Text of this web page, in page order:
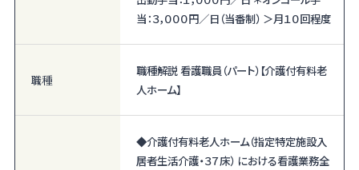
当：３，０００円／日（当番制） ＞月１０回程度
職種
職種解説 看護職員（パート）【介護付有料老
人ホーム】
◆介護付有料老人ホーム（指定特定施設入
居者生活介護・３７床） における看護業務全